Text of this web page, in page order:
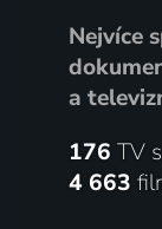
Nejvíce
a
176 TV
4 663